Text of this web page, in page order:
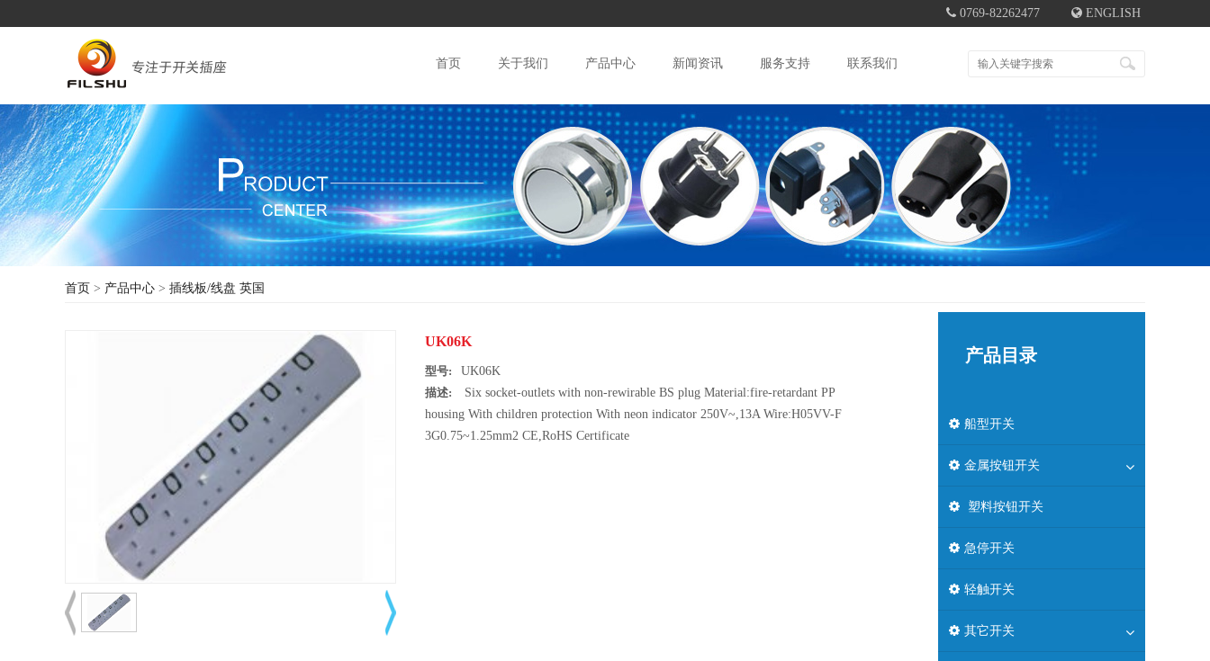
0769-82262477 ENGLISH
首页 关于我们 产品中心 新闻资讯 服务支持 联系我们
首页 > 产品中心 > 插线板/线盘 英国
产品目录
船型开关
金属按钮开关
塑料按钮开关
急停开关
轻触开关
其它开关
UK06K
型号:
UK06K
描述:
Six socket-outlets with non-rewirable BS plug Material:fire-retardant PP
housing With children protection With neon indicator 250V~,13A Wire:H05VV-F
3G0.75~1.25mm2 CE,RoHS Certificate